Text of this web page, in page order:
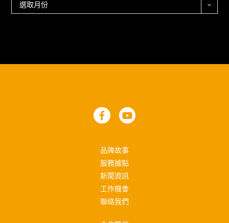
選取月份
品牌故事
服務據點
新聞資訊
工作機會
聯絡我們